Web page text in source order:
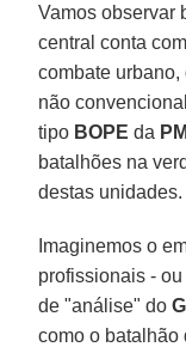
Vamos observar
central conta
combate
não
tipo BOPE da
batalhões na
destas unidades.
Imaginemos o
profissionais -
de "análise" do
como o batalhão